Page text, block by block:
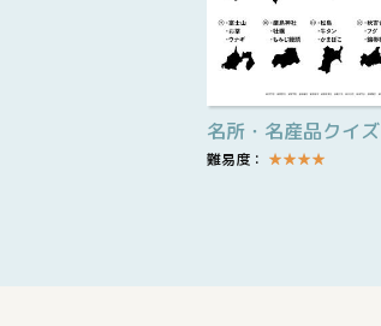
名所・名産品クイズ
難易度： ★★★★